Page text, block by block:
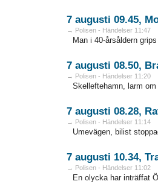
7 augusti 09.45,
→ Polisen - Händelser 11:47
Man i 40-årsåldern
7 augusti 08.50,
→ Polisen - Händelser 11:20
Skelleftehamn, larm
7 augusti 08.28,
→ Polisen - Händelser 11:14
Umevägen, bilist
7 augusti 10.34,
→ Polisen - Händelser 11:02
En olycka har inträffat